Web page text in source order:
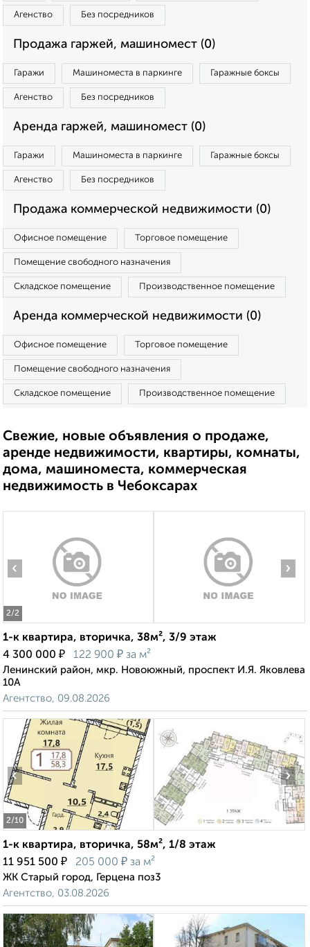
Агенство Без посредников
Продажа гаржей, машиномест (0)
Гаражи Машиноместа в паркинге Гаражные боксы
Агенство Без посредников
Аренда гаржей, машиномест (0)
Гаражи Машиноместа в паркинге Гаражные боксы
Агенство Без посредников
Продажа коммерческой недвижимости (0)
Офисное помещение Торговое помещение
Помещение свободного назначения
Складское помещение Производственное помещение
Аренда коммерческой недвижимости (0)
Офисное помещение Торговое помещение
Помещение свободного назначения
Складское помещение Производственное помещение
Свежие, новые объявления о продаже,
аренде недвижимости, квартиры, комнаты,
дома, машиноместа, коммерческая
недвижимость в Чебоксарах
2/2
‹ ›
1-к квартира, вторичка, 38м², 3/9 этаж
4 300 000 ₽ 122 900 ₽ за м²
Ленинский район, мкр. Новоюжный, проспект И.Я. Яковлева
10А
Агентство, 09.08.2026
2/10
‹ ›
1-к квартира, вторичка, 58м², 1/8 этаж
11 951 500 ₽ 205 000 ₽ за м²
ЖК Старый город, Герцена поз3
Агентство, 03.08.2026